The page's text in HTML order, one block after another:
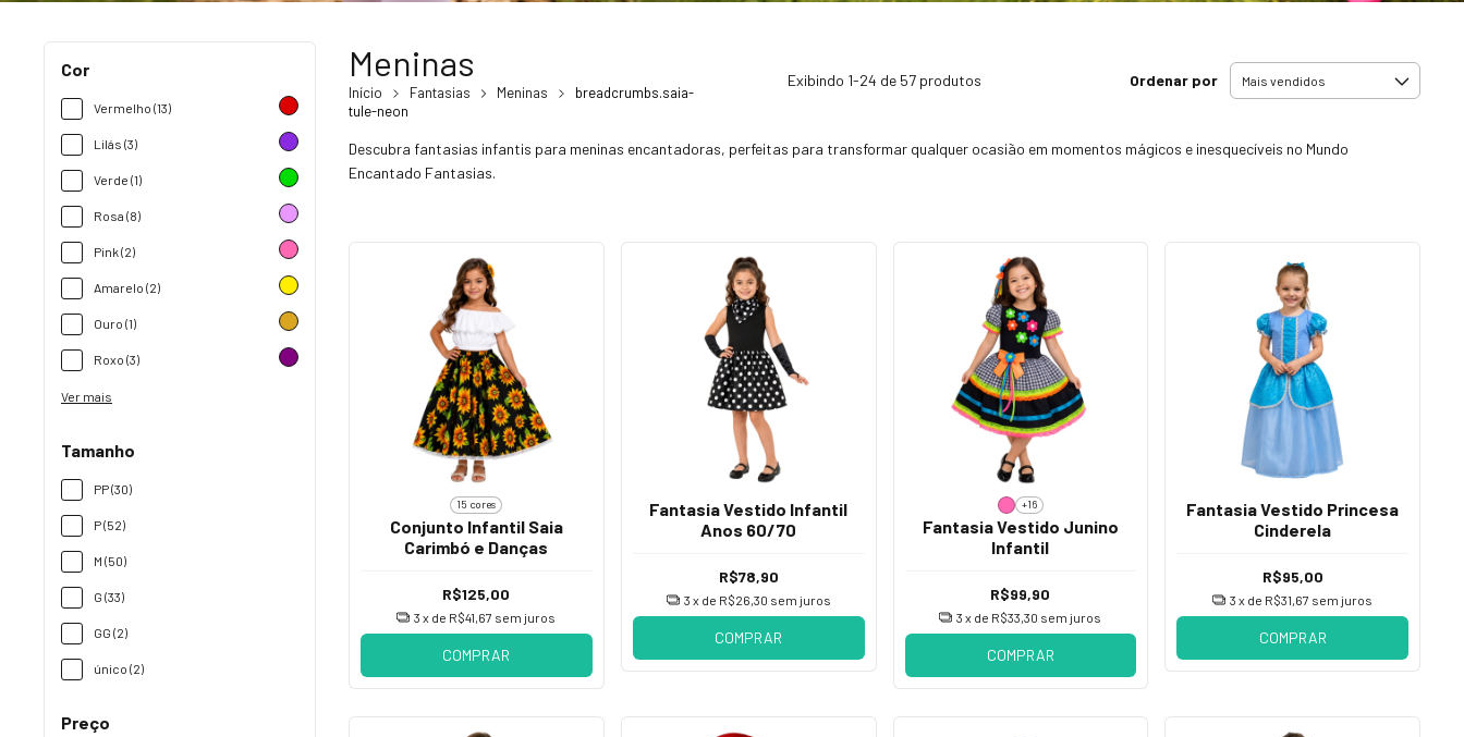
Cor
Vermelho (13)
Lilás (3)
Verde (1)
Rosa (8)
Pink (2)
Amarelo (2)
Ouro (1)
Roxo (3)
Ver mais
Tamanho
PP (30)
P (52)
M (50)
G (33)
GG (2)
único (2)
Preço
Meninas
Início Fantasias Meninas
breadcrumbs.saia-
tule-neon
Exibindo 1-24 de 57 produtos Ordenar por
Descubra fantasias infantis para meninas encantadoras, perfeitas para transformar qualquer ocasião em momentos mágicos e inesquecíveis no Mundo
Encantado Fantasias.
15 cores
Conjunto Infantil Saia
Carimbó e Danças
R$125,00
3 x de R$41,67 sem juros
COMPRAR
Fantasia Vestido Infantil
Anos 60/70
R$78,90
3 x de R$26,30 sem juros
COMPRAR
+16
Fantasia Vestido Junino
Infantil
R$99,90
3 x de R$33,30 sem juros
COMPRAR
Fantasia Vestido Princesa
Cinderela
R$95,00
3 x de R$31,67 sem juros
COMPRAR